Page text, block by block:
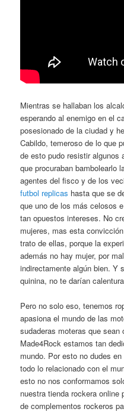
Mientras se hallaban los
esperando al enemigo en el
posesionado de la ciudad y
Cabildo, temeroso de lo que
de esto pudo resistir algunos
que procuraban bambolearlo
agentes del fisco y de los
futbol replicas hasta que se
que uno de los más celosos
tan opuestos intereses. No
mujeres, mas esta
trato de ellas, porque la
además no hay mujer, por
indirectamente algún bien. Y
quinina, no te darían
Pero no solo eso, tenemos
apasiona el mundo de las
sudaderas moteras que
Made4Rock estamos tan
mundo. Por esto no dudes
todo lo relacionado con el
esto no nos conformamos
nuestra tienda rockera online
de complementos rockeros